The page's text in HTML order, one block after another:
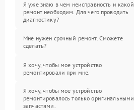
Я уже знаю в чем неисправность и какой
ремонт необходим. Для чего проводить
диагностику?
Мне нужен срочный ремонт. Сможете
сделать?
Я хочу, чтобы мое устройство
ремонтировали при мне.
Я хочу, чтобы мое устройство
ремонтировалось только оригинальными
запчастями.